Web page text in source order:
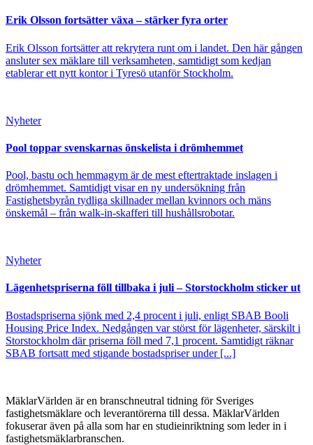
Erik Olsson fortsätter växa – stärker fyra orter
Erik Olsson fortsätter att rekrytera runt om i landet. Den här gången
ansluter sex mäklare till verksamheten, samtidigt som kedjan
etablerar ett nytt kontor i Tyresö utanför Stockholm.
Nyheter
Pool toppar svenskarnas önskelista i drömhemmet
Pool, bastu och hemmagym är de mest eftertraktade inslagen i
drömhemmet. Samtidigt visar en ny undersökning från
Fastighetsbyrån tydliga skillnader mellan kvinnors och mäns
önskemål – från walk-in-skafferi till hushållsrobotar.
Nyheter
Lägenhetspriserna föll tillbaka i juli – Storstockholm sticker ut
Bostadspriserna sjönk med 2,4 procent i juli, enligt SBAB Booli
Housing Price Index. Nedgången var störst för lägenheter, särskilt i
Storstockholm där priserna föll med 7,1 procent. Samtidigt räknar
SBAB fortsatt med stigande bostadspriser under [...]
MäklarVärlden är en branschneutral tidning för Sveriges
fastighetsmäklare och leverantörerna till dessa. MäklarVärlden
fokuserar även på alla som har en studieinriktning som leder in i
fastighetsmäklarbranschen.